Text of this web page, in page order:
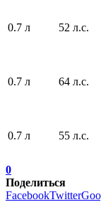
0.7 л 52 л.с.
0.7 л 64 л.с.
0.7 л 55 л.с.
0
Поделиться
FacebookTwitter